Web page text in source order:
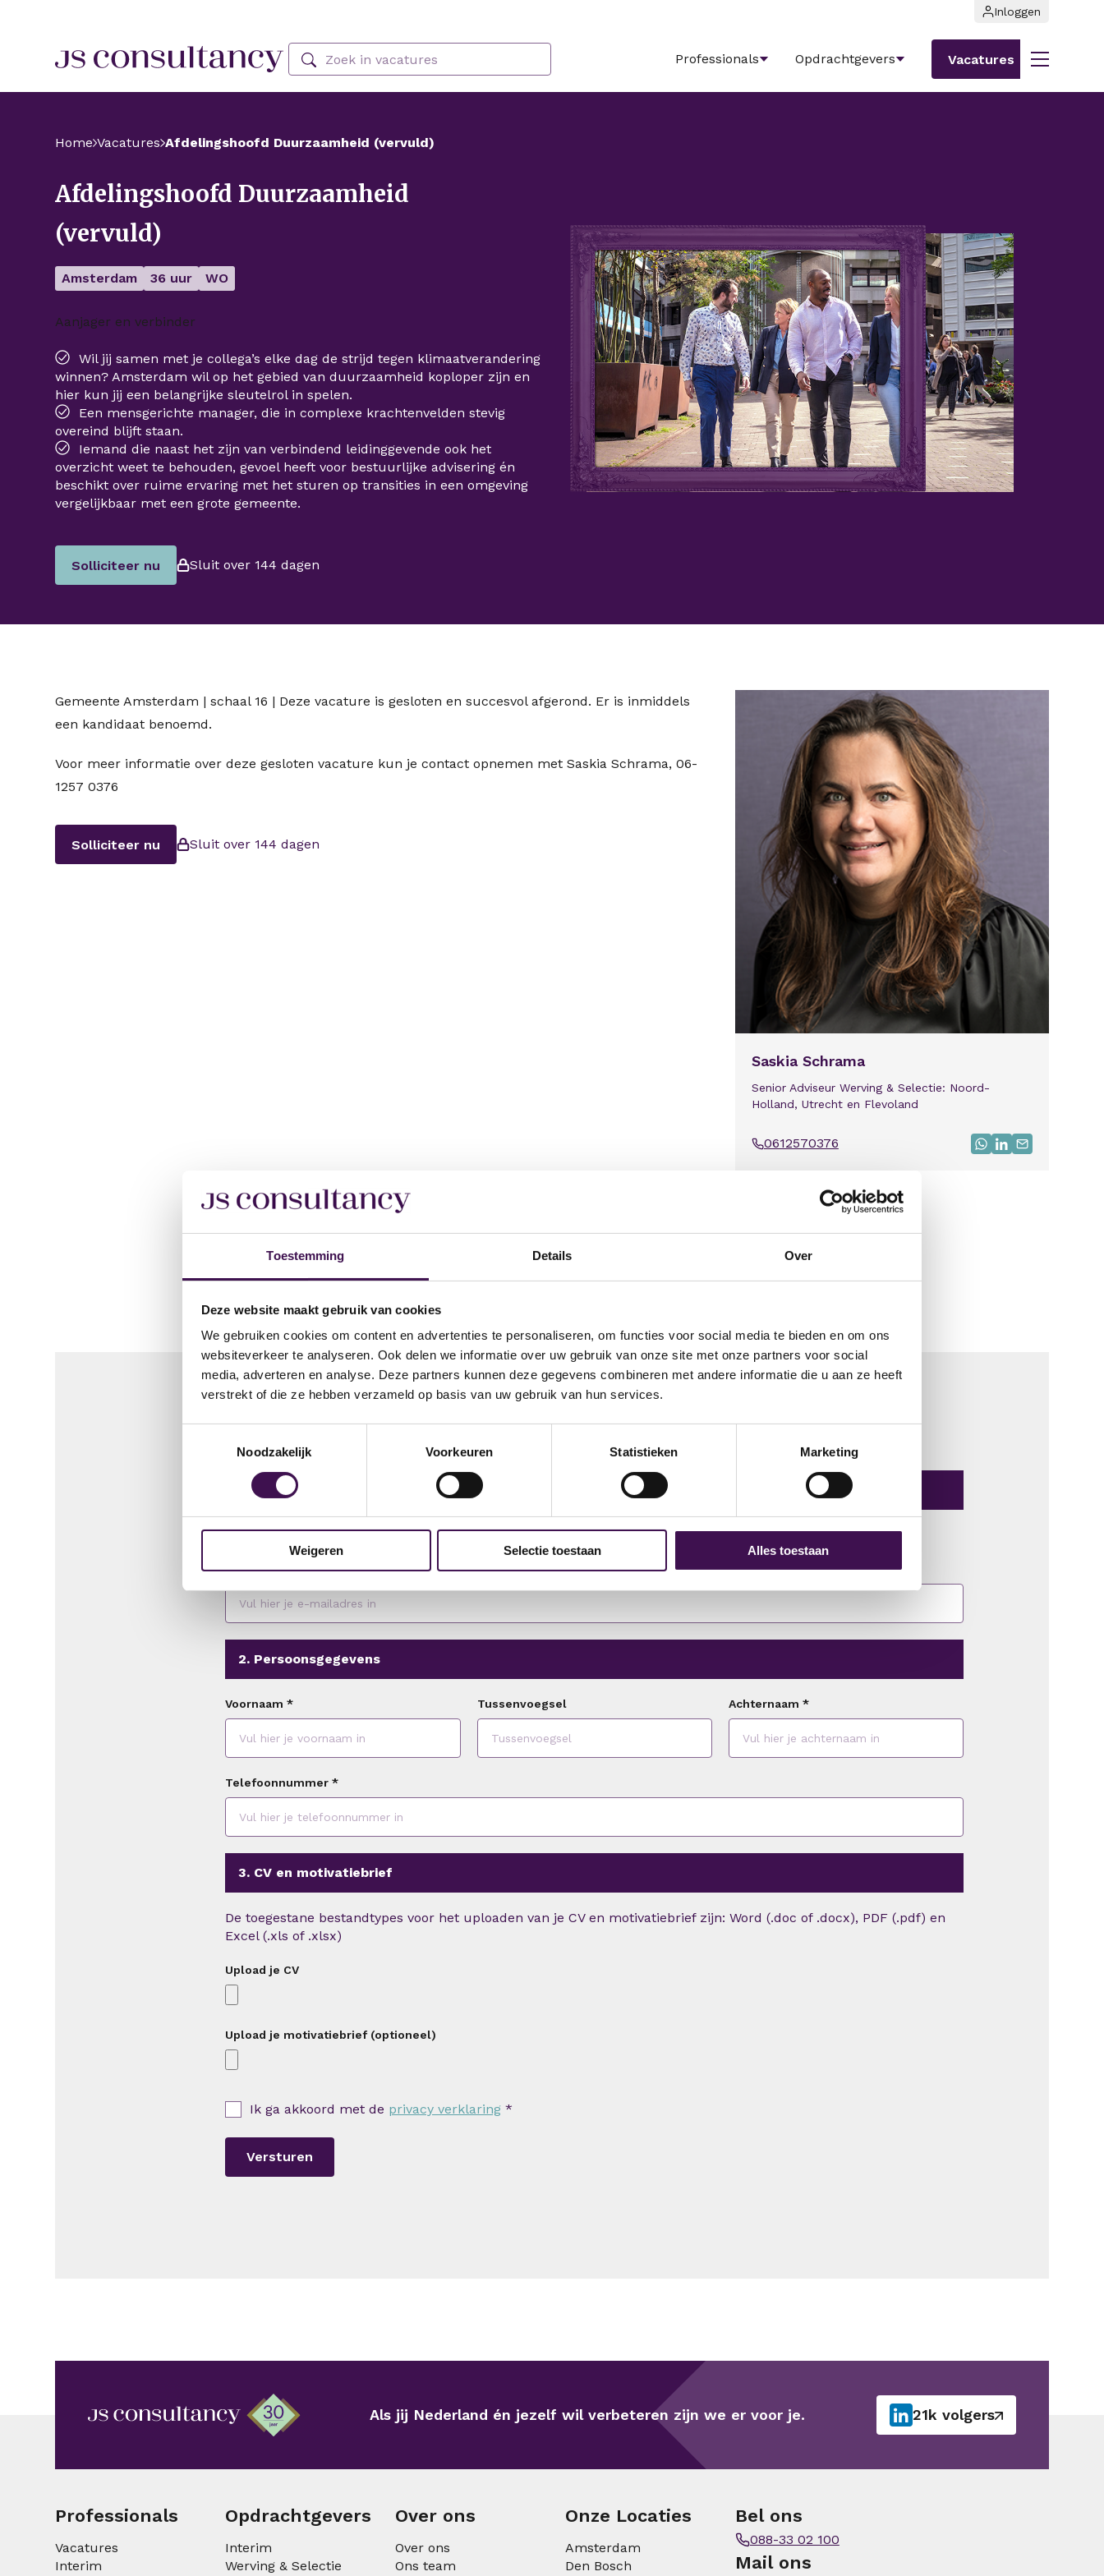
Toestemming Details Over
Deze website maakt gebruik van cookies
We gebruiken cookies om content en advertenties te personaliseren, om functies voor social media te bieden en om ons
websiteverkeer te analyseren. Ook delen we informatie over uw gebruik van onze site met onze partners voor social
media, adverteren en analyse. Deze partners kunnen deze gegevens combineren met andere informatie die u aan ze heeft
verstrekt of die ze hebben verzameld op basis van uw gebruik van hun services.
Noodzakelijk
Voorkeuren Statistieken Marketing
Weigeren Selectie toestaan Alles toestaan
Zoeken
Professionals Opdrachtgevers Vacatures
Inloggen
Home Vacatures Afdelingshoofd Duurzaamheid (vervuld)
Afdelingshoofd Duurzaamheid
(vervuld)
Amsterdam 36 uur WO
Aanjager en verbinder
Wil jij samen met je collega’s elke dag de strijd tegen klimaatverandering
winnen? Amsterdam wil op het gebied van duurzaamheid koploper zijn en
hier kun jij een belangrijke sleutelrol in spelen.
Een mensgerichte manager, die in complexe krachtenvelden stevig
overeind blijft staan.
Iemand die naast het zijn van verbindend leidinggevende ook het
overzicht weet te behouden, gevoel heeft voor bestuurlijke advisering én
beschikt over ruime ervaring met het sturen op transities in een omgeving
vergelijkbaar met een grote gemeente.
Solliciteer nu Sluit over 144 dagen
Gemeente Amsterdam | schaal 16 | Deze vacature is gesloten en succesvol afgerond. Er is inmiddels
een kandidaat benoemd.
Voor meer informatie over deze gesloten vacature kun je contact opnemen met Saskia Schrama, 06-
1257 0376
Solliciteer nu Sluit over 144 dagen
Saskia Schrama
Senior Adviseur Werving & Selectie: Noord-
Holland, Utrecht en Flevoland
Bel
0612570376
Stuur bericht via
Bezoek
Mail mij
Solliciteer op deze vacature
1. E-mailadres
We controleren of je al in ons systeem staat, dan hoef je geen NAW gegevens meer in te vullen.
E-mailadres*
2. Persoonsgegevens
Voornaam* Tussenvoegsel Achternaam *
Telefoonnummer*
3. CV en motivatiebrief
De toegestane bestandtypes voor het uploaden van je CV en motivatiebrief zijn: Word (.doc of .docx), PDF (.pdf) en
Excel (.xls of .xlsx)
Upload je CV
Upload je motivatiebrief (optioneel)
Ik ga akkoord met de privacy verklaring *
Versturen
Als jij Nederland én jezelf wil verbeteren zijn we er voor je. 21k volgers
Professionals
Vacatures
Interim
Opdrachtgevers
Interim
Werving & Selectie
Over ons
Over ons
Ons team
Onze Locaties
Amsterdam
Den Bosch
Bel ons
088-33 02 100
Mail ons